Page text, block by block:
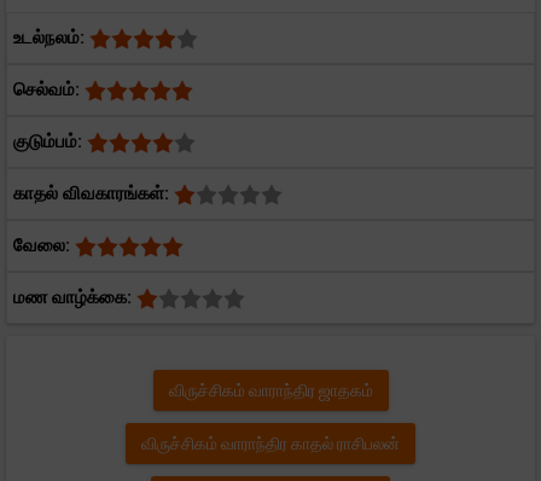
உடல்நலம்:
செல்வம்:
குடும்பம்:
காதல் விவகாரங்கள்:
வேலை:
மண வாழ்க்கை:
விருச்சிகம் வாராந்திர ஜாதகம்
விருச்சிகம் வாராந்திர காதல் ராசிபலன்